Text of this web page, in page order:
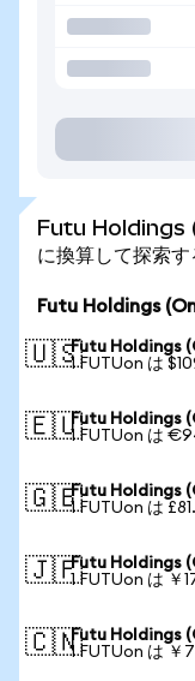
Futu Holdings
に換算して探索す
Futu Holdings
🇺🇸Futu Holdings
1 FUTUon は
🇪🇺Futu Holdings
1 FUTUon は
🇬🇧Futu Holdings
1 FUTUon は
🇯🇵Futu Holdings
1 FUTUon は ￥
🇨🇳Futu Holdings
1 FUTUon は ￥